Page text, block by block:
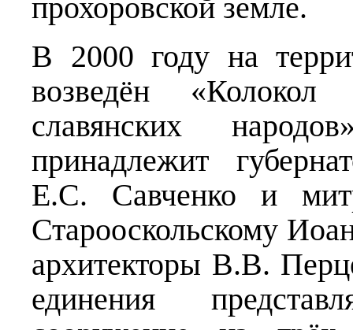
прохоровской земле.
В 2000 году на
возведён
славянских
принадлежит
Е.С. Савченко и
Старооскольскому
архитекторы В.В.
единения